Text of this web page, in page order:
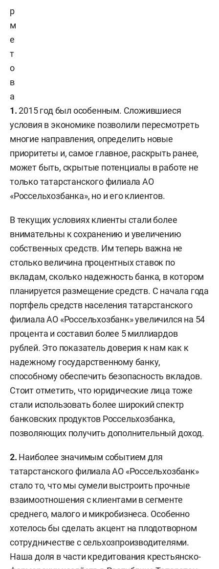
р
м
е
т
о
в
а
1.2015 год был особенным. Сложившиеся
условия в экономике позволили пересмотреть
многие направления, определить новые
приоритеты и, самое главное, раскрыть ранее,
может быть, скрытые потенциалы в работе не
только татарстанского филиала АО
«Россельхозбанка», но и его клиентов.
В текущих условиях клиенты стали более
внимательны к сохранению и увеличению
собственных средств. Им теперь важна не
столько величина процентных ставок по
вкладам, сколько надежность банка, в котором
планируется размещение средств. С начала года
портфель средств населения татарстанского
филиала АО «Россельхозбанк» увеличился на 54
процента и составил более 5 миллиардов
рублей. Это показатель доверия к нам как к
надежному государственному банку,
способному обеспечить безопасность вкладов.
Стоит отметить, что юридические лица тоже
стали использовать более широкий спектр
банковских продуктов Россельхозбанка,
позволяющих получить дополнительный доход.
2. Наиболее значимым событием для
татарстанского филиала АО «Россельхозбанк»
стало то, что мы сумели выстроить прочные
взаимоотношения с клиентами в сегменте
среднего, малого и микробизнеса. Особенно
хотелось бы сделать акцент на плодотворном
сотрудничестве с сельхозпроизводителями.
Наша доля в части кредитования крестьянско-